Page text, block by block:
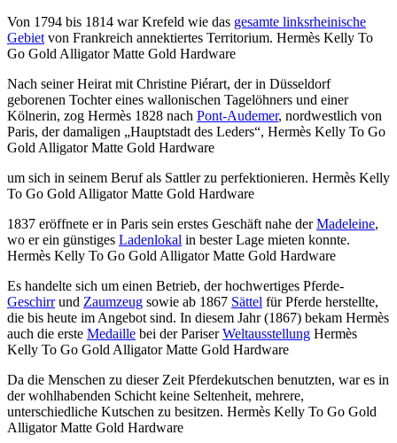
Von 1794 bis 1814 war Krefeld wie das gesamte linksrheinische
Gebiet von Frankreich annektiertes Territorium. Hermès Kelly To
Go Gold Alligator Matte Gold Hardware
Nach seiner Heirat mit Christine Piérart, der in Düsseldorf
geborenen Tochter eines wallonischen Tagelöhners und einer
Kölnerin, zog Hermès 1828 nach Pont-Audemer, nordwestlich von
Paris, der damaligen „Hauptstadt des Leders“, Hermès Kelly To Go
Gold Alligator Matte Gold Hardware
um sich in seinem Beruf als Sattler zu perfektionieren. Hermès Kelly
To Go Gold Alligator Matte Gold Hardware
1837 eröffnete er in Paris sein erstes Geschäft nahe derMadeleine,
wo er ein günstiges Ladenlokal in bester Lage mieten konnte.
Hermès Kelly To Go Gold Alligator Matte Gold Hardware
Es handelte sich um einen Betrieb, der hochwertiges Pferde-
Geschirrund Zaumzeug sowie ab 1867 Sättel für Pferde herstellte,
die bis heute im Angebot sind. In diesem Jahr (1867) bekam Hermès
auch die erste Medaille bei der PariserWeltausstellung Hermès
Kelly To Go Gold Alligator Matte Gold Hardware
Da die Menschen zu dieser Zeit Pferdekutschen benutzten, war es in
der wohlhabenden Schicht keine Seltenheit, mehrere,
unterschiedliche Kutschen zu besitzen. Hermès Kelly To Go Gold
Alligator Matte Gold Hardware